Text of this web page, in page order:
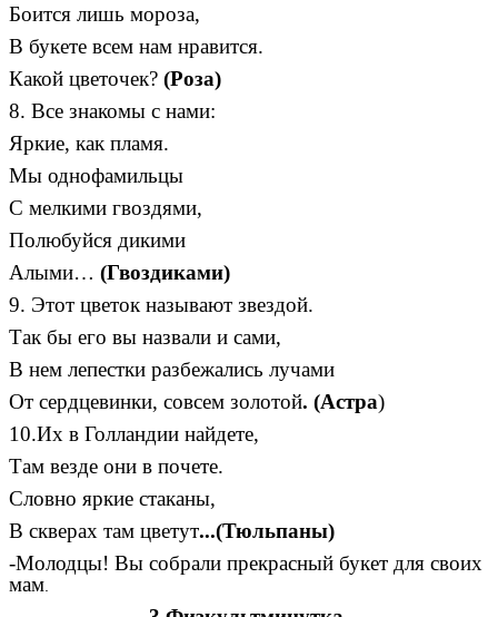
Боится лишь мороза,
В букете всем нам нравится.
Какой цветочек? (Роза)
8. Все знакомы с нами:
Яркие, как пламя.
Мы однофамильцы
С мелкими гвоздями,
Полюбуйся дикими
Алыми… (Гвоздиками)
9. Этот цветок называют звездой.
Так бы его вы назвали и сами,
В нем лепестки разбежались лучами
От сердцевинки, совсем золотой. (Астра)
10.Их в Голландии найдете,
Там везде они в почете.
Словно яркие стаканы,
В скверах там цветут...(Тюльпаны)
-Молодцы! Вы собрали прекрасный букет для своих
мам